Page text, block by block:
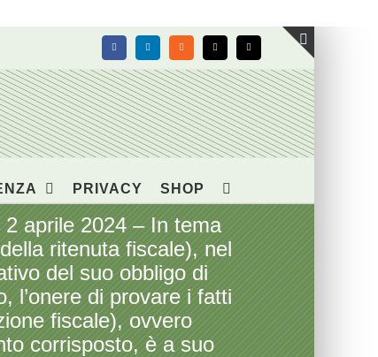
FacebookLinkedIn Rss X Email
PRIVACY SHOP
aprile 2024 – In tema
ritenuta fiscale), nel
del suo obbligo di
l’onere di provare i fatti
fiscale), ovvero
corrisposto, è a suo
Toggle
area
barra
scorrevole